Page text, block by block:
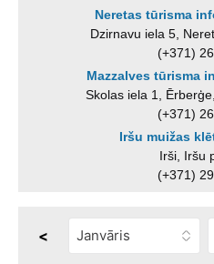
Neretas tūrisma
Dzirnavu iela 5,
(+371)
Mazzalves tūrisma
Skolas iela 1,
(+371)
Iršu muižas
Irši, Iršu
(+371)
<